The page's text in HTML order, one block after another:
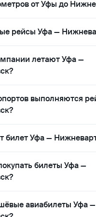
от Уфы до
рейсы Уфа —
летают Уфа —
выполняются
билет Уфа —
билеты Уфа —
авиабилеты Уфа —